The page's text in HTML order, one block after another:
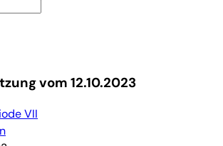
vom 12.10.2023
VII